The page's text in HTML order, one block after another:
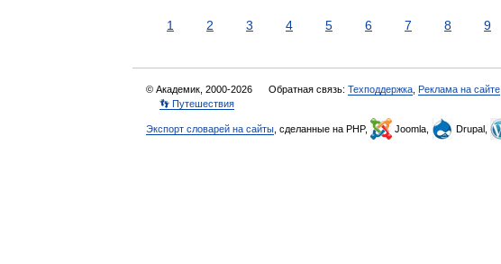
1 2 3 4 5 6 7 8 9
© Академик, 2000-2026 Обратная связь: Техподдержка Реклама на сайте
👣 Путешествия
Экспорт словарей на сайты , сделанные на PHP, Joomla, Drupal,